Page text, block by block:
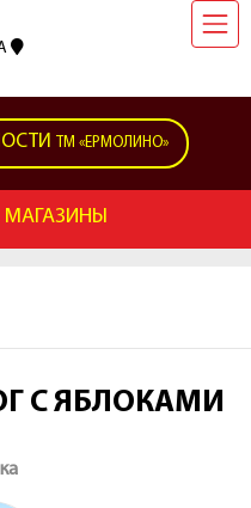
ТМ «ЕРМОЛИНО»
С ЯБЛОКАМИ